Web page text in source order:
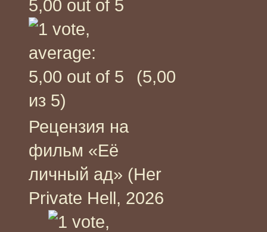
(5,00
из 5)
Рецензия на
фильм «Её
личный ад» (Her
Private Hell, 2026